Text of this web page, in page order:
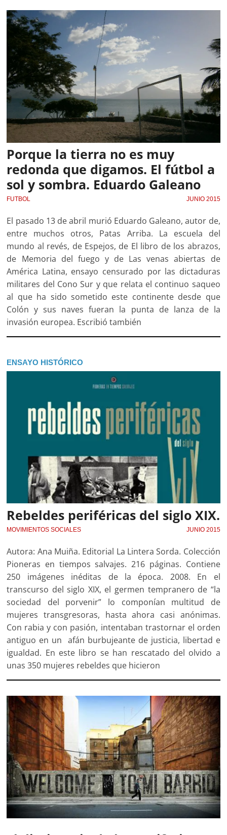
Porque la tierra no es muy
redonda que digamos. El fútbol a
sol y sombra. Eduardo Galeano
FUTBOL JUNIO 2015
El pasado 13 de abril murió Eduardo Galeano, autor de,
entre muchos otros, Patas Arriba. La escuela del
mundo al revés, de Espejos, de El libro de los abrazos,
de Memoria del fuego y de Las venas abiertas de
América Latina, ensayo censurado por las dictaduras
militares del Cono Sur y que relata el continuo saqueo
al que ha sido sometido este continente desde que
Colón y sus naves fueran la punta de lanza de la
invasión europea. Escribió también
ENSAYO HISTÓRICO
Rebeldes periféricas del siglo XIX.
MOVIMIENTOS SOCIALES JUNIO 2015
Autora: Ana Muiña. Editorial La Lintera Sorda. Colección
Pioneras en tiempos salvajes. 216 páginas. Contiene
250 imágenes inéditas de la época. 2008. En el
transcurso del siglo XIX, el germen tempranero de “la
sociedad del porvenir” lo componían multitud de
mujeres transgresoras, hasta ahora casi anónimas.
Con rabia y con pasión, intentaban trastornar el orden
antiguo en un afán burbujeante de justicia, libertad e
igualdad. En este libro se han rescatado del olvido a
unas 350 mujeres rebeldes que hicieron